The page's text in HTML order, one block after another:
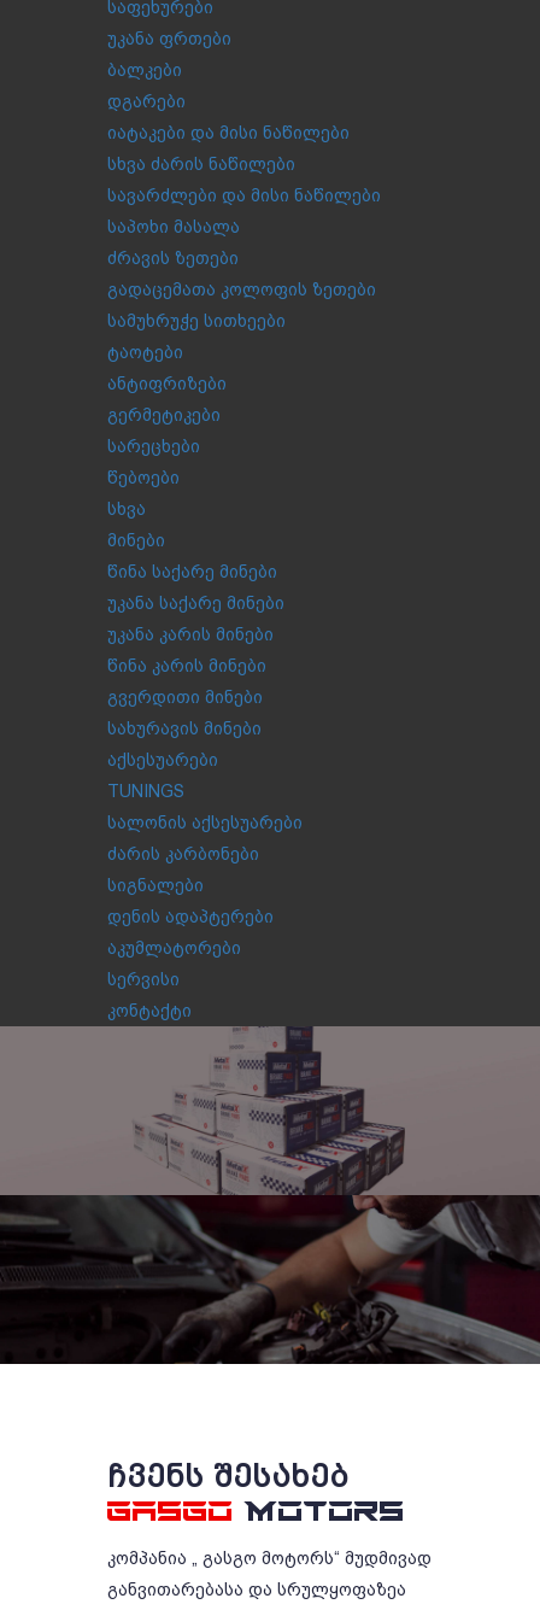
საფეხურები
უკანა ფრთები
ბალკები
დგარები
იატაკები და მისი ნაწილები
სხვა ძარის ნაწილები
სავარძლები და მისი ნაწილები
საპოხი მასალა
ძრავის ზეთები
გადაცემათა კოლოფის ზეთები
სამუხრუჭე სითხეები
ტაოტები
ანტიფრიზები
გერმეტიკები
სარეცხები
წებოები
სხვა
მინები
წინა საქარე მინები
უკანა საქარე მინები
უკანა კარის მინები
წინა კარის მინები
გვერდითი მინები
სახურავის მინები
აქსესუარები
TUNINGS
სალონის აქსესუარები
ძარის კარბონები
სიგნალები
დენის ადაპტერები
აკუმლატორები
სერვისი
კონტაქტი
ᲩᲕᲔᲜᲡ ᲨᲔᲡᲐᲮᲔᲑ
GASGO MOTORS
კომპანია „ გასგო მოტორს“ მუდმივად
განვითარებასა და სრულყოფაზეა